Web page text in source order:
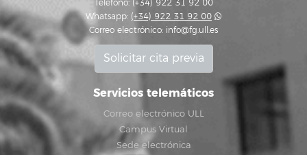
Teléfono: (+34) 922 31 92 00
Whatsapp: (+34) 922 31 92 00
Correo electrónico: info@fg.ull.es
Solicitar cita previa
Servicios telemáticos
Correo electrónico ULL
Campus Virtual
Sede electrónica